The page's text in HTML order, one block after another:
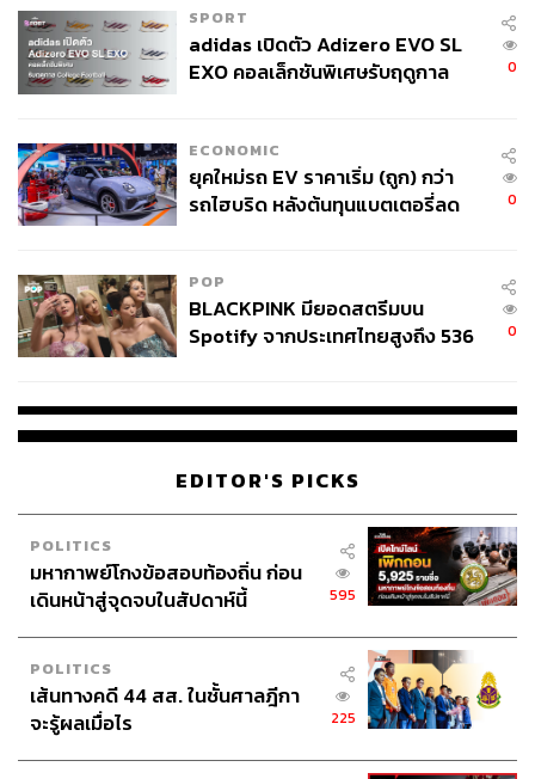
TAGS: เชียงใหม่ นกพิราบ
ธีรวุฒิ แก้วฟอง
ABOUT THE AUTHOR
กองบรรณาธิการ THE STANDARD
ABOUT THE PHOTOGRAPHER
พงศ์มนัส ทาศิริ
ช่างภาพประจำการเชียงใหม่ สำนักข่าว THE
SPORT
adidas เปิดตัว Adizero EVO SL
EXO คอลเล็กชันพิเศษรับฤดูกาล
0
ECONOMIC
ยุคใหม่รถ EV ราคาเริ่ม (ถูก) กว่า
รถไฮบริด หลังต้นทุนแบตเตอรี่ลด
0
POP
BLACKPINK มียอดสตรีมบน
Spotify จากประเทศไทยสูงถึง 536
0
EDITOR'S PICKS
POLITICS
มหากาพย์โกงข้อสอบท้องถิ่น ก่อน
เดินหน้าสู่จุดจบในสัปดาห์นี้
595
POLITICS
เส้นทางคดี 44 สส. ในชั้นศาลฎีกา
จะรู้ผลเมื่อไร
225